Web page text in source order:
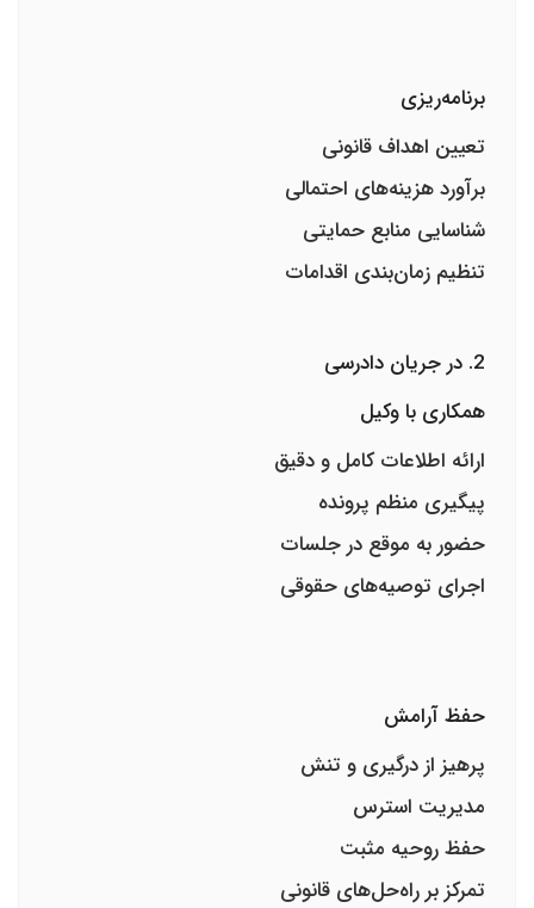
برنامه‌ریزی
تعیین اهداف قانونی
برآورد هزینه‌های احتمالی
شناسایی منابع حمایتی
تنظیم زمان‌بندی اقدامات
2. در جریان دادرسی
همکاری با وکیل
ارائه اطلاعات کامل و دقیق
پیگیری منظم پرونده
حضور به موقع در جلسات
اجرای توصیه‌های حقوقی
حفظ آرامش
پرهیز از درگیری و تنش
مدیریت استرس
حفظ روحیه مثبت
تمرکز بر راه‌حل‌های قانونی